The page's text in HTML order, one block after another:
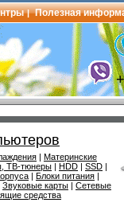
| Полезная
| Материнские
ТВ-тюнеры | HDD | SSD |
| Блоки питания |
Звуковые карты | Сетевые
средства